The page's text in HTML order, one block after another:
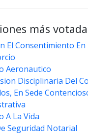
más
El Consentimiento En
Aeronautico
Disciplinaria Del
En Sede
A La Vida
Seguridad Notarial